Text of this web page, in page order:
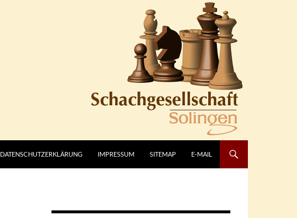
DATENSCHUTZERKLÄRUNG IMPRESSUM SITEMAP E-MAIL